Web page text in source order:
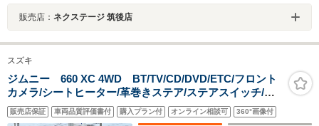
販売店： ネクステージ 筑後店
スズキ
ジムニー 660 XC 4WD BT/TV/CD/DVD/ETC/フロント
カメラ/シートヒーター/革巻きステア/ステアスイッチ/ク
ルーズコントロール/プリクラッシュ/横滑り防止/ダウンヒ
ルアシストコントロール/プッシュスタ
販売店保証 車両品質評価書付 購入プラン付 オンライン相談可 360°画像付